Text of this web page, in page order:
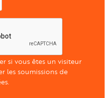
si vous êtes un visiteur
les soumissions de